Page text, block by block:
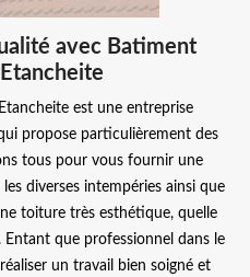
avec Batiment
est une entreprise
propose particulièrement des
tous pour vous fournir une
diverses intempéries ainsi que
toiture très esthétique, quelle
que professionnel dans le
un travail bien soigné et